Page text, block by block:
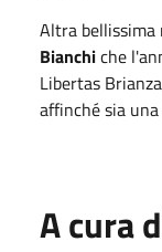
Altra bellissima
Bianchiche
Libertas
affinché sia
A cura